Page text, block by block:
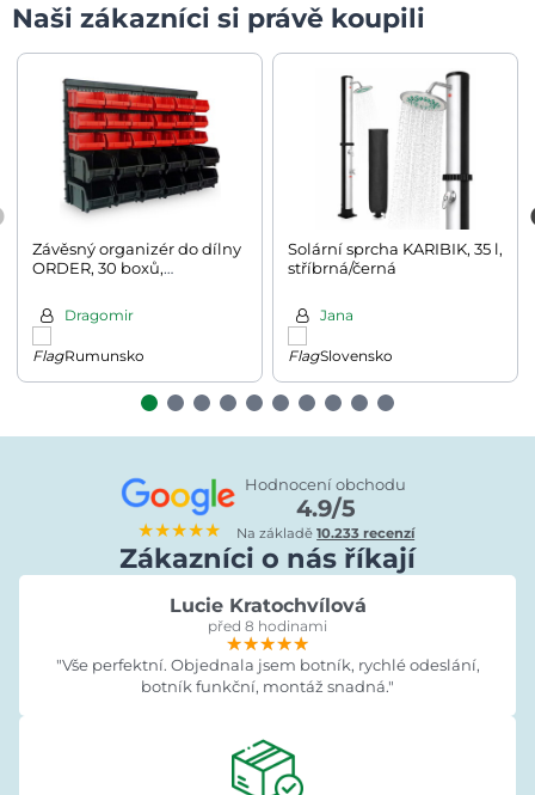
Naši zákazníci si právě koupili
Závěsný organizér do dílny
ORDER, 30 boxů,
Dragomir
Rumunsko
Solární sprcha KARIBIK, 35 l,
stříbrná/černá
Jana
Slovensko
★★★★★
Hodnocení obchodu
4.9/5
Na základě10.233 recenzí
Zákazníci o nás říkají
Lucie Kratochvílová
před 8 hodinami
★★★★★
★★★★★
★★★★★
"Vše perfektní. Objednala jsem botník, rychlé odeslání,
botník funkční, montáž snadná."